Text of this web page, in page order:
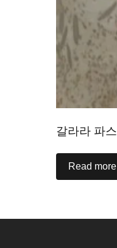
갈라라 파스
Read more